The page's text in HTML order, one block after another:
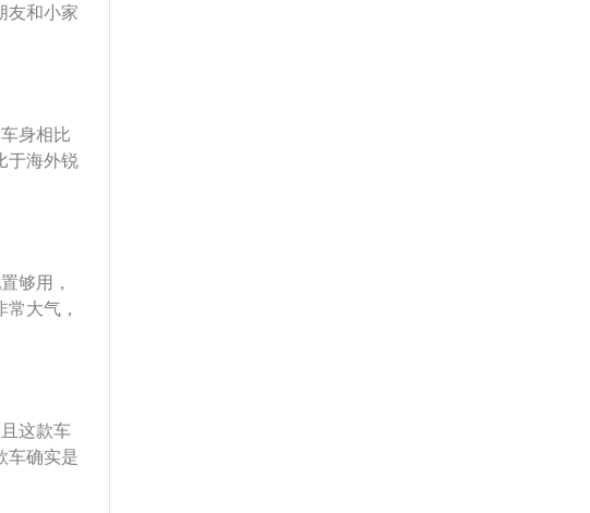
K2的动力
个是4挡
不多的
友和小家
不错，
驰的价
通的上班
身相比
于海外锐
全新的
，传动
在动力布
够用，
大气，
这个尺
动力开
；3、
还是很不
这款车
车确实是
间也相